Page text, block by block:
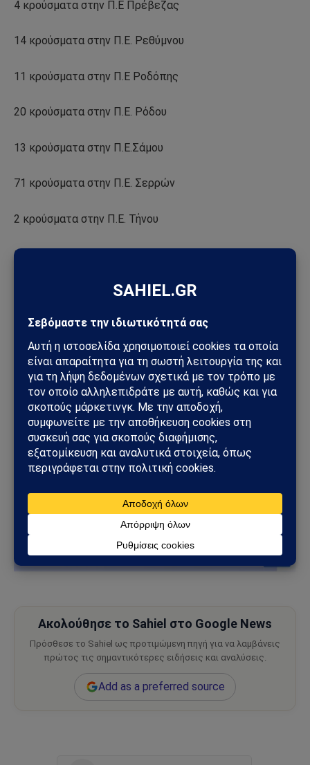
4 κρούσματα στην Π.Ε Πρέβεζας
14 κρούσματα στην Π.Ε. Ρεθύμνου
11 κρούσματα στην Π.Ε Ροδόπης
20 κρούσματα στην Π.Ε. Ρόδου
13 κρούσματα στην Π.Ε.Σάμου
71 κρούσματα στην Π.Ε. Σερρών
2 κρούσματα στην Π.Ε. Τήνου
13 κρούσματα στην Π.Ε. Τρικάλων
31 κρούσματα στην Π.Ε. Φθιώτιδας
16 κρούσματα στην Π.Ε. Φλώρινας
4 κρούσματα στην Π.Ε. Φωκίδας
23 κρούσματα στην Π.Ε. Χαλκιδικής
32 κρούσματα στην Π.Ε. Χανίων
8 κρούσματα στην Π.Ε. Χίου
62 κρούσματα υπό διερεύνηση
Ακολούθησε το Sahiel στο Google News
Πρόσθεσε το Sahiel ως προτιμώμενη πηγή για να λαμβάνεις
πρώτος τις σημαντικότερες ειδήσεις και αναλύσεις.
Add as a preferred source